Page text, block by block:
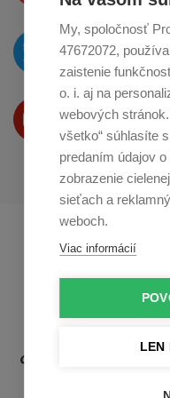
My, spoločnosť
47672072,
zaistenie
o. i. aj na
webových
všetko“ súhlasíte
predaním údajov
zobrazenie
sieťach a
weboch.
Viac informácií
LEN
O novinkách
naTwitteri
Produkty Vám
na Youtube